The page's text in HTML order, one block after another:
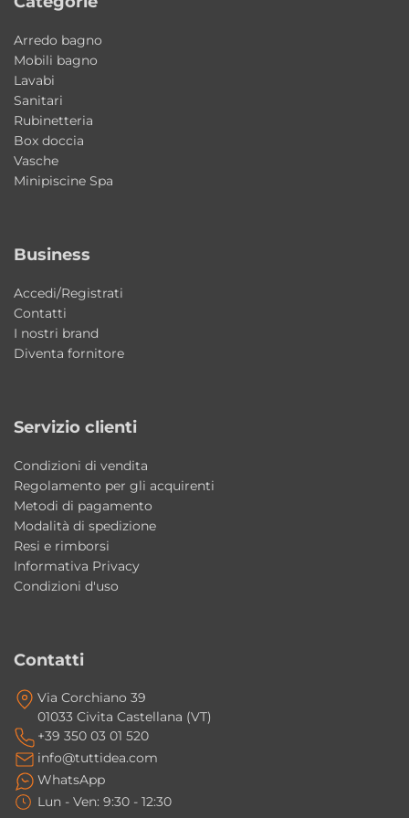
inalterata la qualità estetica anche con
utilizzo quotidiano.
Made in Italy
La collezione T65 Galassia è realizzata
interamente in Italia sinonimo di eccellenza
produttiva, cura artigianale dei dettagli e
qualità costruttiva superiore.
Le linee morbide e la possibilità di
personalizzazione rendono questo mobile
bagno perfetto per ambienti bagno
contemporanei, raffinati ed esclusivi.
La combinazione tra lavabo e struttura
contenitiva offre una soluzione completa
capace di valorizzare l’intera zona lavabo
mantenendo ordine e praticità quotidiana.
Caratteristiche principali
Tipologia: mobile bagno a terra con lavabo
Materiale lavabo: ceramica
Lavabo: 65x39xH16,8 cm
Struttura: 45,5x33xH73,5 cm
Struttura con: 1 porta salviette laterale destro
Finiture lavabo: disponibili in varie colorazioni
Finiture struttura: disponibili in varie
Arredo bagno
Mobili bagno
Lavabi
Sanitari
Rubinetteria
Box doccia
Vasche
Minipiscine Spa
Business
Accedi/Registrati
Contatti
I nostri brand
Diventa fornitore
Servizio clienti
Condizioni di vendita
Regolamento per gli acquirenti
Metodi di pagamento
Modalità di spedizione
Resi e rimborsi
Informativa Privacy
Condizioni d'uso
Contatti
Via Corchiano 39
01033 Civita Castellana (VT)
+39 350 03 01 520
info@tuttidea.com
WhatsApp
Lun - Ven: 9:30 - 12:30